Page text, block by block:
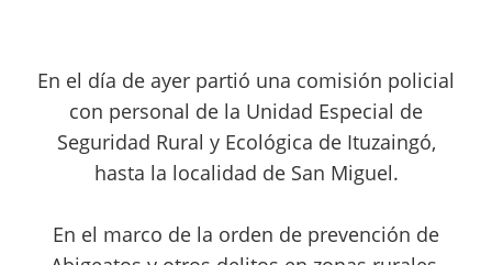
En el día de ayer partió una comisión policial
con personal de la Unidad Especial de
Seguridad Rural y Ecológica de Ituzaingó,
hasta la localidad de San Miguel.
En el marco de la orden de prevención de